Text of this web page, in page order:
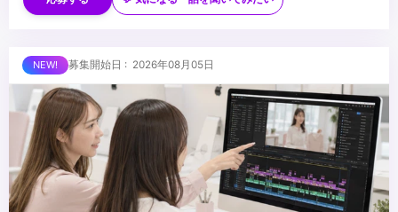
行、品質管理の経験
イアント対面または他部署との折衝、提案経験
Shorts）の企画、ディレクション実務経験（2年以上）
長」「CVR大幅改善」等の定量実績をお持ちの方
ツの企画・制作経験
・動画編集チームまたはクリエイティブ組織のマネジメント経験
（人数不問）
・個人、法人問わず、SNSアカウントの運用経験（総フォロワー数
万人規模歓迎）
・各種SNS広告（Meta、TikTok、YouTube等）のアルゴリズムや
... 募集開始日 : 2026年08月05日